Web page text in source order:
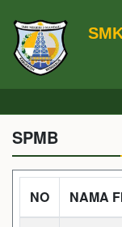
SPMB
NO NAMA